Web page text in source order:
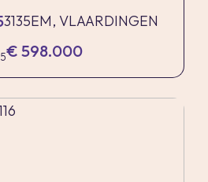
3135EM, VLAARDINGEN
5€ 598.000